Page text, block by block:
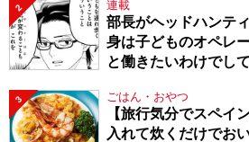
2 連載
部長がヘッドハンテ
身は子どものオペレ
と働きたいわけでし
3 ごはん・おやつ
【旅行気分でスペイ
入れて炊くだけでお